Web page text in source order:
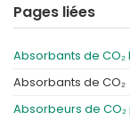
Pages liées
Absorbants de
Absorbants de CO₂
Absorbeurs de